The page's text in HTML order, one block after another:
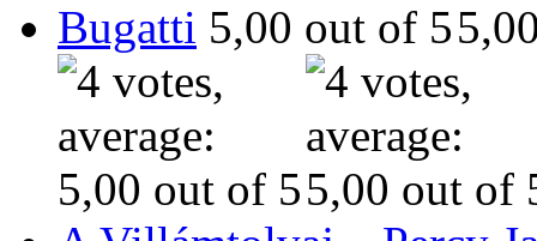
Bugatti